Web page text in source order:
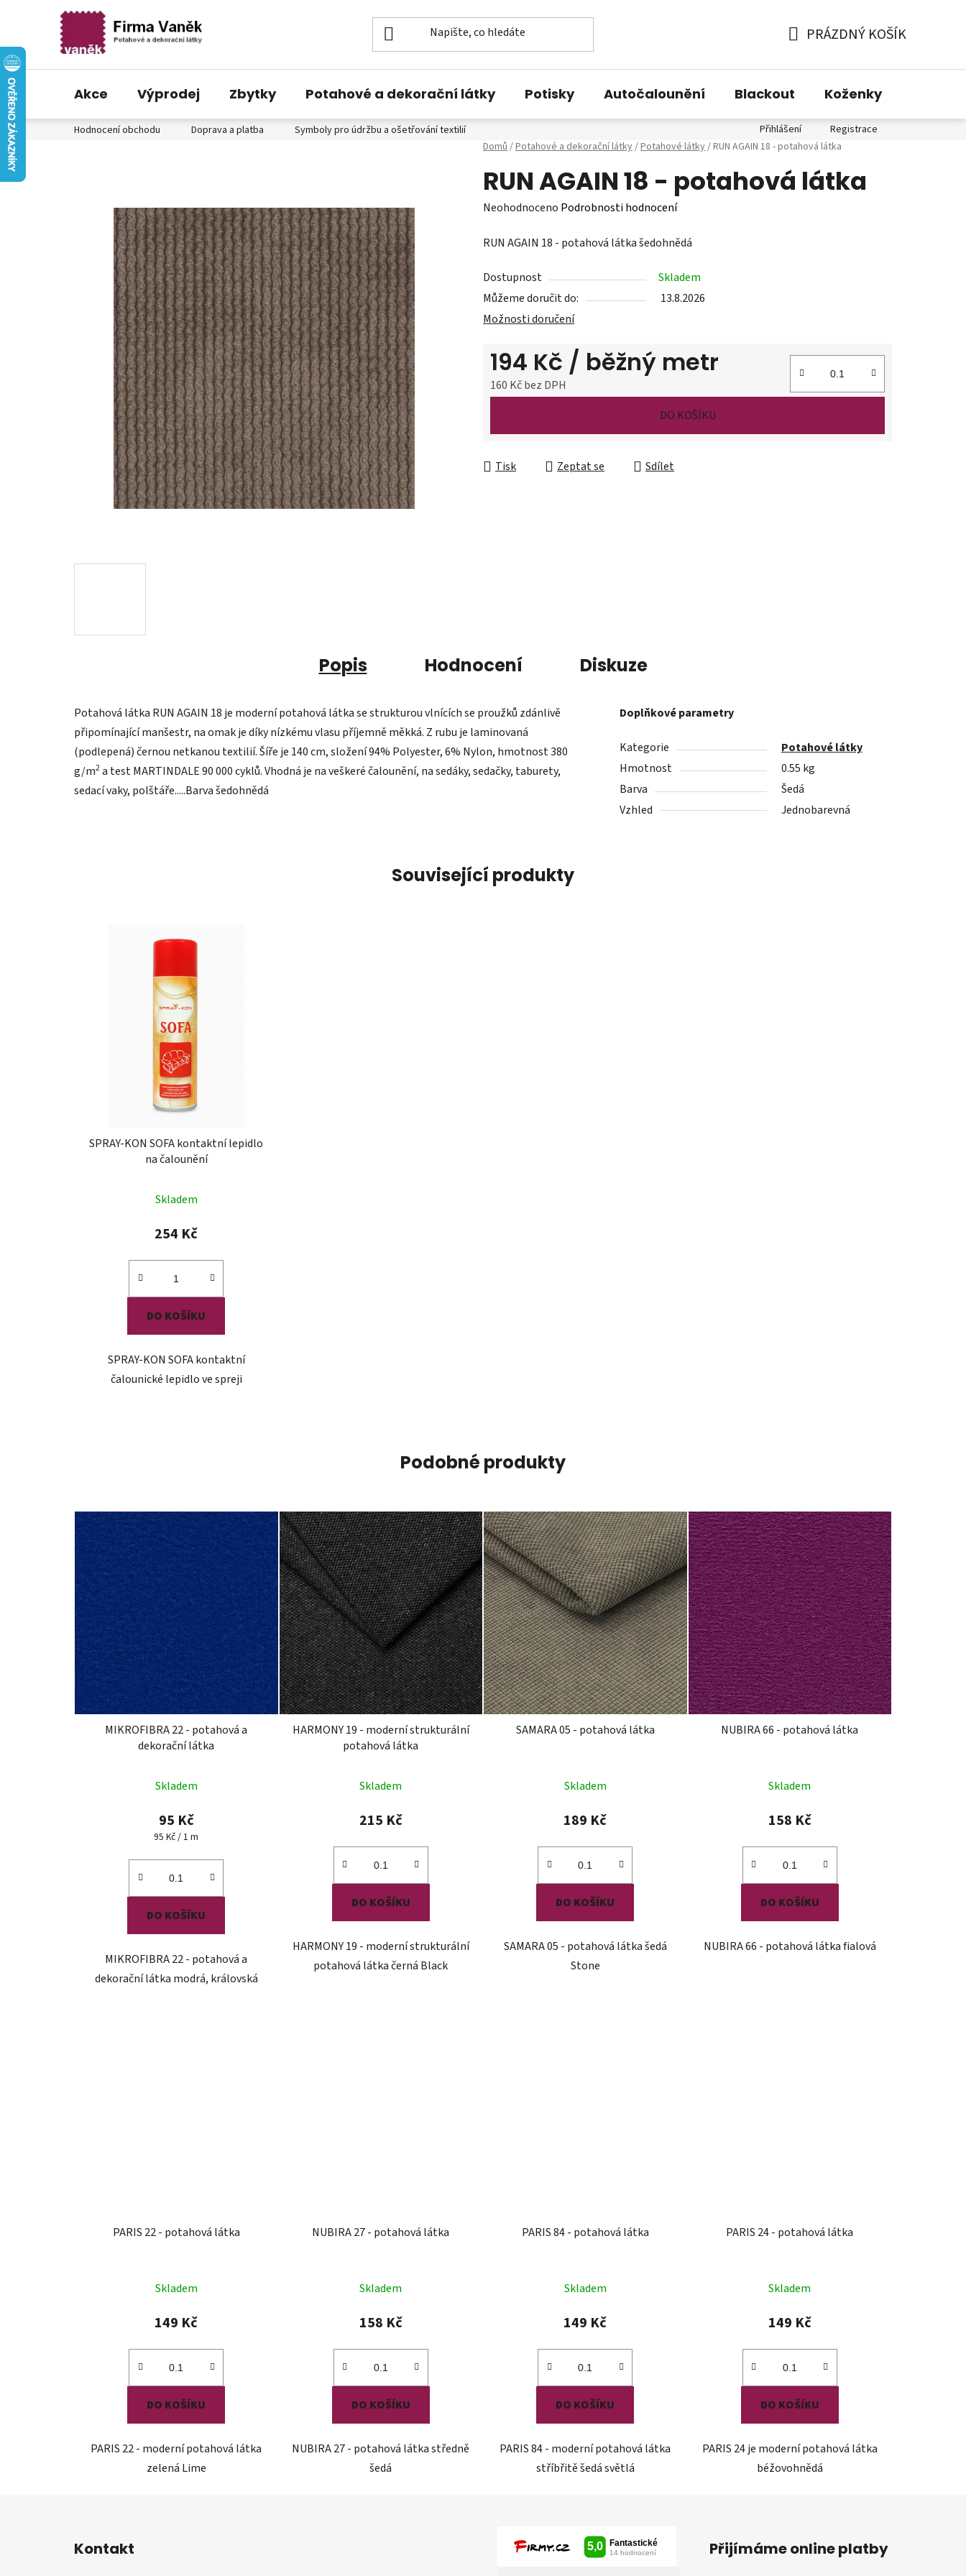
Přejít
na
obsah
Hodnocení obchodu Doprava a platba Symboly pro údržbu a ošetřování textilií Přihlášení Registrace
KOŠÍK
PRÁZDNÝ KOŠÍK
Akce Výprodej Zbytky Potahové a dekorační látky Potisky Autočalounění Blackout Koženky
Domů/Potahové a dekorační látky/Potahové látky/RUN AGAIN 18 - potahová látka
RUN AGAIN 18 - potahová látka
Průměrné
produktu
0,0
z
5
Neohodnoceno Podrobnosti hodnocení
RUN AGAIN 18 - potahová látka šedohnědá
Dostupnost
Skladem
Můžeme doručit do:
13.8.2026
Možnosti doručení
194 Kč / běžný metr
160 Kč bez DPH
DO KOŠÍKU
Tisk Zeptat se Sdílet
Popis Hodnocení Diskuze
Potahová látka RUN AGAIN 18 je moderní potahová látka se strukturou vlnících se proužků zdánlivě
připomínající manšestr, na omak je díky nízkému vlasu příjemně měkká. Z rubu je laminovaná
(podlepená) černou netkanou textilií. Šíře je 140 cm, složení 94% Polyester, 6% Nylon, hmotnost 380
g/m2a test MARTINDALE 90 000 cyklů. Vhodná je na veškeré čalounění, na sedáky, sedačky, taburety,
sedací vaky, polštáře.....Barva šedohnědá
Doplňkové parametry
Kategorie
Potahové látky
Hmotnost
0.55 kg
Barva
Šedá
Vzhled
Jednobarevná
Související produkty
SPRAY-KON SOFA kontaktní lepidlo
na čalounění
Skladem
254 Kč
DO KOŠÍKU
SPRAY-KON SOFA kontaktní
čalounické lepidlo ve spreji
Podobné produkty
MIKROFIBRA 22 - potahová a
dekorační látka
Skladem
95 Kč
Měrná
95 Kč / 1 m
DO KOŠÍKU
MIKROFIBRA 22 - potahová a
dekorační látka modrá, královská
HARMONY 19 - moderní strukturální
potahová látka
Skladem
215 Kč
DO KOŠÍKU
HARMONY 19 - moderní strukturální
potahová látka černá Black
SAMARA 05 - potahová látka
Skladem
189 Kč
DO KOŠÍKU
SAMARA 05 - potahová látka šedá
Stone
NUBIRA 66 - potahová látka
Skladem
158 Kč
DO KOŠÍKU
NUBIRA 66 - potahová látka fialová
PARIS 22 - potahová látka
Skladem
149 Kč
DO KOŠÍKU
PARIS 22 - moderní potahová látka
zelená Lime
NUBIRA 27 - potahová látka
Skladem
158 Kč
DO KOŠÍKU
NUBIRA 27 - potahová látka středně
šedá
PARIS 84 - potahová látka
Skladem
149 Kč
DO KOŠÍKU
PARIS 84 - moderní potahová látka
stříbřitě šedá světlá
PARIS 24 - potahová látka
Skladem
149 Kč
DO KOŠÍKU
PARIS 24 je moderní potahová látka
béžovohnědá
Kontakt Přijímáme online platby